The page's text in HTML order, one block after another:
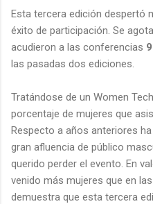
Esta tercera edición despertó
éxito de participación. Se
acudieron a las conferencias
las pasadas dos ediciones.
Tratándose de un Women
porcentaje de mujeres que
Respecto a años anteriores
gran afluencia de público
querido perder el evento. En
venido más mujeres que en
demuestra que esta tercera